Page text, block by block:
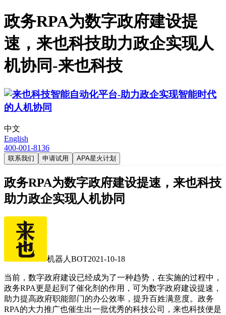
政务RPA为数字政府建设提
速，来也科技助力政企实现人
机协同-来也科技
中文
English
400-001-8136
联系我们 申请试用 APA星火计划
政务RPA为数字政府建设提速，来也科技
助力政企实现人机协同
机器人BOT2021-10-18
当前，数字政府建设已经成为了一种趋势，在实施的过程中，
政务RPA更是起到了催化剂的作用，可为数字政府建设提速，
助力提高政府职能部门的办公效率，提升百姓满意度。政务
RPA的大力推广也催生出一批优秀的科技公司，来也科技便是